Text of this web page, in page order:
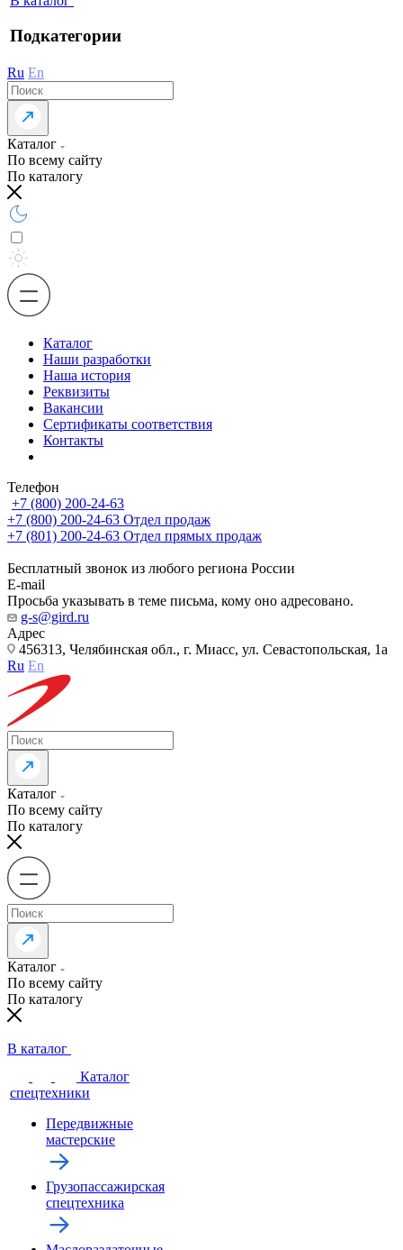
Подкатегории
Ru En
Каталог
По всему сайту
По каталогу
Каталог
Наши разработки
Наша история
Реквизиты
Вакансии
Сертификаты соответствия
Контакты
Телефон
+7 (800) 200-24-63
+7 (800) 200-24-63 Отдел продаж
+7 (801) 200-24-63 Отдел прямых продаж
Бесплатный звонок из любого региона России
E-mail
Просьба указывать в теме письма, кому оно адресовано.
g-s@gird.ru
Адрес
456313, Челябинская обл., г. Миасс, ул. Севастопольская, 1а
Ru En
Каталог
По всему сайту
По каталогу
Каталог
По всему сайту
По каталогу
В каталог
Каталог
спецтехники
Передвижные
мастерские
Грузопассажирская
спецтехника